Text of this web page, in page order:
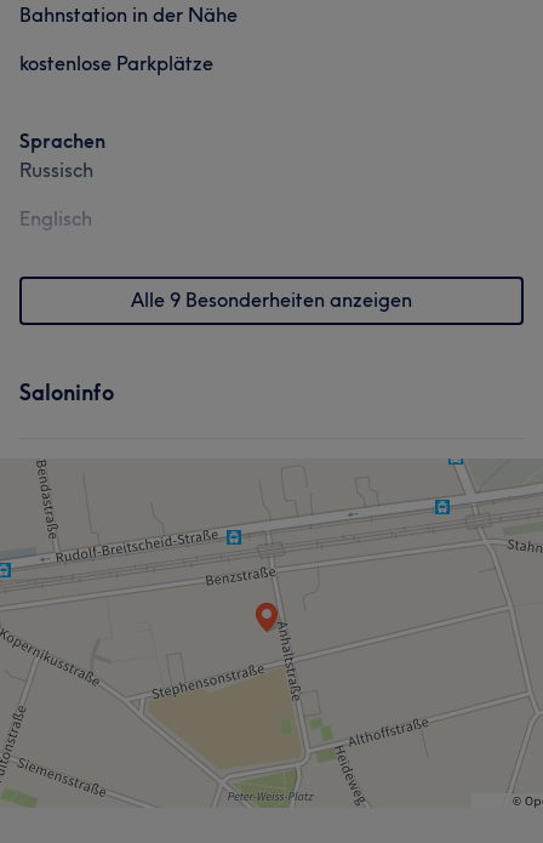
Bahnstation in der Nähe
kostenlose Parkplätze
Sprachen
Russisch
Englisch
Alle 9 Besonderheiten anzeigen
Saloninfo